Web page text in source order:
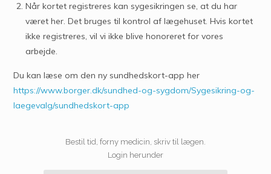
Når kortet registreres kan sygesikringen se, at du har
været her. Det bruges til kontrol af lægehuset. Hvis kortet
ikke registreres, vil vi ikke blive honoreret for vores
arbejde.
Du kan læse om den ny sundhedskort-app her
https://www.borger.dk/sundhed-og-sygdom/Sygesikring-og-
laegevalg/sundhedskort-app
Bestil tid, forny medicin, skriv til lægen.
Login herunder